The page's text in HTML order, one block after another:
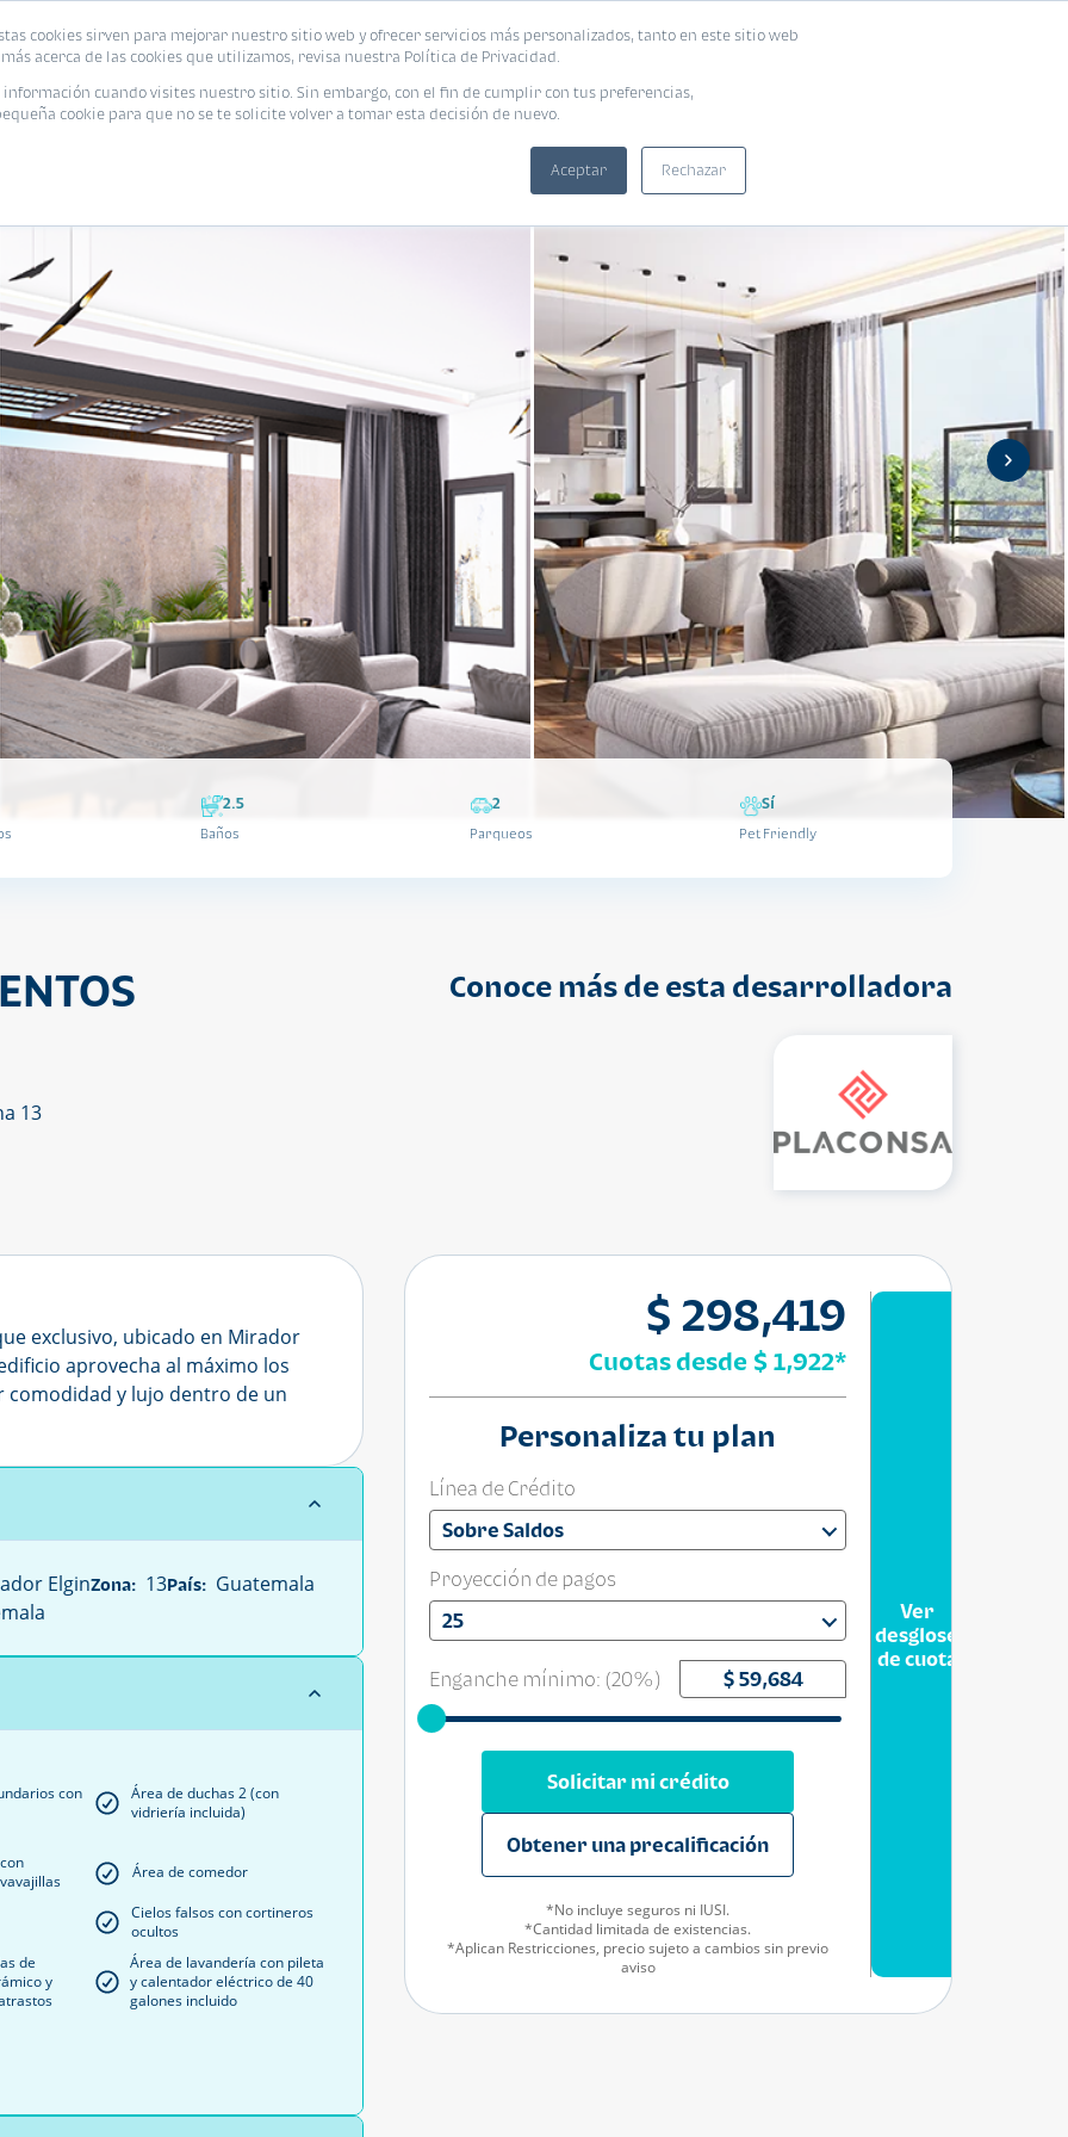
cookies sirven para mejorar nuestro sitio web y ofrecer servicios más personalizados, tanto en este sitio web
acerca de las cookies que utilizamos, revisa nuestra Política de Privacidad.
cuando visites nuestro sitio. Sin embargo, con el fin de cumplir con tus preferencias,
cookie para que no se te solicite volver a tomar esta decisión de nuevo.
Aceptar Rechazar
2.5
Baños
2
Parqueos
Sí
Pet Friendly
13
Conoce más de esta desarrolladora
exclusivo, ubicado en Mirador
aprovecha al máximo los
comodidad y lujo dentro de un
ElginZona: 13País: Guatemala
con
Área de duchas 2 (con
vidriería incluida)
Área de comedor
Cielos falsos con cortineros
ocultos
de
y
Área de lavandería con pileta
y calentador eléctrico de 40
galones incluido
$ 298,419
Cuotas desde $ 1,922*
Personaliza tu plan
Línea de Crédito
Sobre Saldos
Proyección de pagos
25
Enganche mínimo: (20%)
Solicitar mi crédito
Obtener una precalificación
*No incluye seguros ni IUSI.
*Cantidad limitada de existencias.
*Aplican Restricciones, precio sujeto a cambios sin previo
aviso
Ver
desglose
de cuota
Eventos Promociones Blog Encuentra tu vivienda ideal